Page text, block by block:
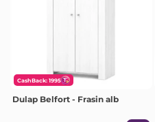
CashBack: 1995
Dulap Belfort - Frasin alb